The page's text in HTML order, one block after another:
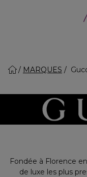
MARQUES
Fondée à Florence
de luxe les plus